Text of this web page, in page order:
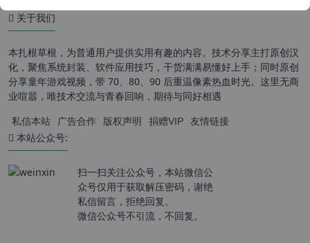
关于我们
本扎根草根，为普通用户提供实用有趣的内容。技术分享主打原创汉
化，聚焦系统封装、软件应用技巧，干货满满易懂好上手；同时原创
分享童年游戏视频，带 70、80、90 后重温像素热血时光。这里无商
业喧嚣，唯技术交流与青春回响，期待与同好相遇
私信本站 广告合作 版权声明 捐赠VIP 友情链接
本站公众号:
扫一扫关注公众号，本站微信公
众号仅用于获取解压密码，谢绝
私信留言，拒绝回复。
微信公众号不引流，不回复。